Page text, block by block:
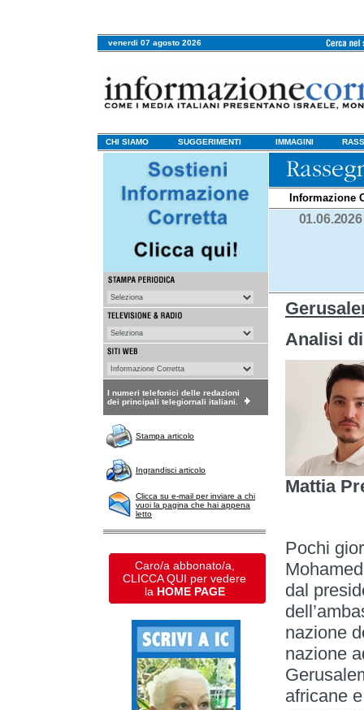
venerdi 07 agosto 2026
CHI SIAMO SUGGERIMENTI IMMAGINI
I numeri telefonici delle redazioni
dei principali telegiornali italiani.
Stampa articolo
Ingrandisci articolo
Clicca su e-mail per inviare a chi
vuoi la pagina che hai appena
letto
Caro/a abbonato/a,
CLICCA QUI per vedere
la HOME PAGE
Informazione
01.06.2026
Analisi
Mattia
Pochi
dal
nazione
nazione
africane